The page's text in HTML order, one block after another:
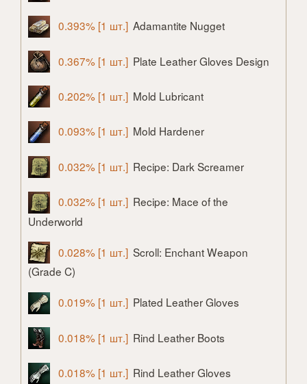
0.393% [1 шт.] Adamantite Nugget
0.367% [1 шт.] Plate Leather Gloves Design
0.202% [1 шт.] Mold Lubricant
0.093% [1 шт.] Mold Hardener
0.032% [1 шт.] Recipe: Dark Screamer
0.032% [1 шт.] Recipe: Mace of the
Underworld
0.028% [1 шт.] Scroll: Enchant Weapon
(Grade C)
0.019% [1 шт.] Plated Leather Gloves
0.018% [1 шт.] Rind Leather Boots
0.018% [1 шт.] Rind Leather Gloves